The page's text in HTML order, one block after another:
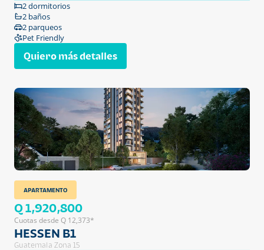
2 dormitorios
2 baños
2 parqueos
Pet Friendly
Quiero más detalles
APARTAMENTO
Q 1,920,800
Cuotas desde Q 12,373*
HESSEN B1
Guatemala Zona 15